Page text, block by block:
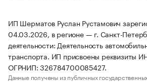
ИП Шерматов Руслан Рустамович
04.03.2026, в регионе — г. Санкт-
деятельности: Деятельность
транспорта. ИП присвоены реквизиты
ОГРНИП: 326784700085427.
Данные получены из публичных